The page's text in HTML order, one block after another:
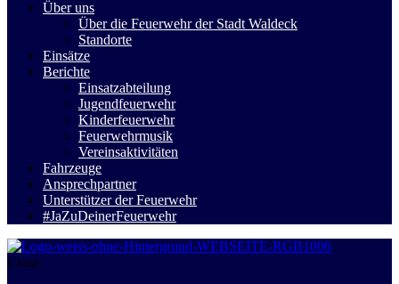
Über uns
Über die Feuerwehr der Stadt Waldeck
Standorte
Einsätze
Berichte
Einsatzabteilung
Jugendfeuerwehr
Kinderfeuerwehr
Feuerwehrmusik
Vereinsaktivitäten
Fahrzeuge
Ansprechpartner
Unterstützer der Feuerwehr
#JaZuDeinerFeuerwehr
Close